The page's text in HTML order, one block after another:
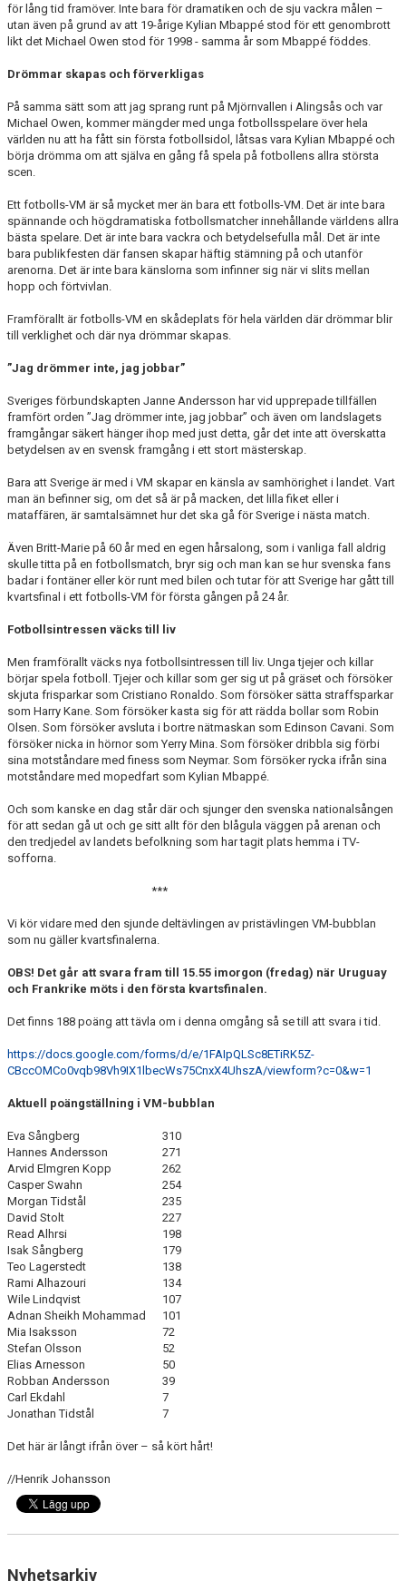
för lång tid framöver. Inte bara för dramatiken och de sju vackra målen –
utan även på grund av att 19-årige Kylian Mbappé stod för ett genombrott
likt det Michael Owen stod för 1998 - samma år som Mbappé föddes.
Drömmar skapas och förverkligas
På samma sätt som att jag sprang runt på Mjörnvallen i Alingsås och var
Michael Owen, kommer mängder med unga fotbollsspelare över hela
världen nu att ha fått sin första fotbollsidol, låtsas vara Kylian Mbappé och
börja drömma om att själva en gång få spela på fotbollens allra största
scen.
Ett fotbolls-VM är så mycket mer än bara ett fotbolls-VM. Det är inte bara
spännande och högdramatiska fotbollsmatcher innehållande världens allra
bästa spelare. Det är inte bara vackra och betydelsefulla mål. Det är inte
bara publikfesten där fansen skapar häftig stämning på och utanför
arenorna. Det är inte bara känslorna som infinner sig när vi slits mellan
hopp och förtvivlan.
Framförallt är fotbolls-VM en skådeplats för hela världen där drömmar blir
till verklighet och där nya drömmar skapas.
”Jag drömmer inte, jag jobbar”
Sveriges förbundskapten Janne Andersson har vid upprepade tillfällen
framfört orden ”Jag drömmer inte, jag jobbar” och även om landslagets
framgångar säkert hänger ihop med just detta, går det inte att överskatta
betydelsen av en svensk framgång i ett stort mästerskap.
Bara att Sverige är med i VM skapar en känsla av samhörighet i landet. Vart
man än befinner sig, om det så är på macken, det lilla fiket eller i
mataffären, är samtalsämnet hur det ska gå för Sverige i nästa match.
Även Britt-Marie på 60 år med en egen hårsalong, som i vanliga fall aldrig
skulle titta på en fotbollsmatch, bryr sig och man kan se hur svenska fans
badar i fontäner eller kör runt med bilen och tutar för att Sverige har gått till
kvartsfinal i ett fotbolls-VM för första gången på 24 år.
Fotbollsintressen väcks till liv
Men framförallt väcks nya fotbollsintressen till liv. Unga tjejer och killar
börjar spela fotboll. Tjejer och killar som ger sig ut på gräset och försöker
skjuta frisparkar som Cristiano Ronaldo. Som försöker sätta straffsparkar
som Harry Kane. Som försöker kasta sig för att rädda bollar som Robin
Olsen. Som försöker avsluta i bortre nätmaskan som Edinson Cavani. Som
försöker nicka in hörnor som Yerry Mina. Som försöker dribbla sig förbi
sina motståndare med finess som Neymar. Som försöker rycka ifrån sina
motståndare med mopedfart som Kylian Mbappé.
Och som kanske en dag står där och sjunger den svenska nationalsången
för att sedan gå ut och ge sitt allt för den blågula väggen på arenan och
den tredjedel av landets befolkning som har tagit plats hemma i TV-
sofforna.
***
Vi kör vidare med den sjunde deltävlingen av pristävlingen VM-bubblan
som nu gäller kvartsfinalerna.
OBS! Det går att svara fram till 15.55 imorgon (fredag) när Uruguay
och Frankrike möts i den första kvartsfinalen.
Det finns 188 poäng att tävla om i denna omgång så se till att svara i tid.
https://docs.google.com/forms/d/e/1FAIpQLSc8ETiRK5Z-
CBccOMCo0vqb98Vh9IX1lbecWs75CnxX4UhszA/viewform?c=0&w=1
Aktuell poängställning i VM-bubblan
Eva Sångberg
310
Hannes Andersson
271
Arvid Elmgren Kopp
262
Casper Swahn
254
Morgan Tidstål
235
David Stolt
227
Read Alhrsi
198
Isak Sångberg
179
Teo Lagerstedt
138
Rami Alhazouri
134
Wile Lindqvist
107
Adnan Sheikh Mohammad
101
Mia Isaksson
72
Stefan Olsson
52
Elias Arnesson
50
Robban Andersson
39
Carl Ekdahl
7
Jonathan Tidstål
7
Det här är långt ifrån över – så kört hårt!
//Henrik Johansson
Nyhetsarkiv